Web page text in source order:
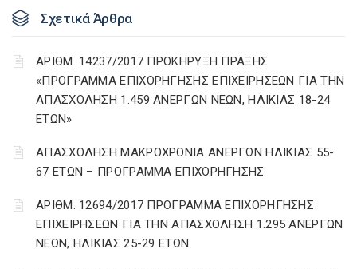
Σχετικά Άρθρα
ΑΡΙΘΜ. 14237/2017 ΠΡΟΚΗΡΥΞΗ ΠΡΑΞΗΣ
«ΠΡΟΓΡΑΜΜΑ ΕΠΙΧΟΡΗΓΗΣΗΣ ΕΠΙΧΕΙΡΗΣΕΩΝ ΓΙΑ ΤΗΝ
ΑΠΑΣΧΟΛΗΣΗ 1.459 ΑΝΕΡΓΩΝ ΝΕΩΝ, ΗΛΙΚΙΑΣ 18-24
ΕΤΩΝ»
ΑΠΑΣΧΟΛΗΣΗ ΜΑΚΡΟΧΡΟΝΙΑ ΑΝΕΡΓΩΝ ΗΛΙΚΙΑΣ 55-
67 ΕΤΩΝ – ΠΡΟΓΡΑΜΜΑ ΕΠΙΧΟΡΗΓΗΣΗΣ
ΑΡΙΘΜ. 12694/2017 ΠΡΟΓΡΑΜΜΑ ΕΠΙΧΟΡΗΓΗΣΗΣ
ΕΠΙΧΕΙΡΗΣΕΩΝ ΓΙΑ ΤΗΝ ΑΠΑΣΧΟΛΗΣΗ 1.295 ΑΝΕΡΓΩΝ
ΝΕΩΝ, ΗΛΙΚΙΑΣ 25-29 ΕΤΩΝ.